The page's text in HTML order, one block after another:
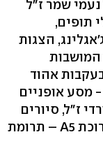
שמר ז"ל
תופים,
הצגות
המושבות
אהוד
מסע אופניים
ז"ל, סיורים
בין הכרמים, חוויה חד פעמית של תערוכת A5 – תרומת